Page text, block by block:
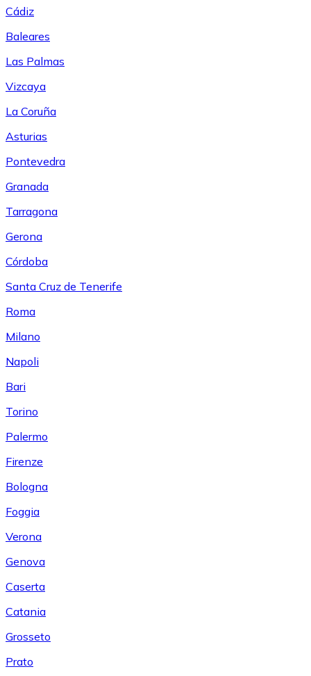
Cádiz
Baleares
Las Palmas
Vizcaya
La Coruña
Asturias
Pontevedra
Granada
Tarragona
Gerona
Córdoba
Santa Cruz de Tenerife
Roma
Milano
Napoli
Bari
Torino
Palermo
Firenze
Bologna
Foggia
Verona
Genova
Caserta
Catania
Grosseto
Prato